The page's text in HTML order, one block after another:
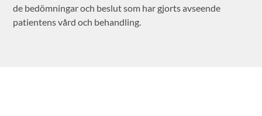
de bedömningar och beslut som har gjorts avseende
patientens vård och behandling.